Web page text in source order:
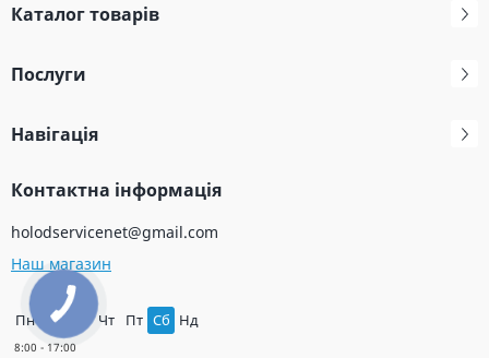
Каталог товарів
Послуги
Навігація
Контактна інформація
holodservicenet@gmail.com
Наш магазин
Пн Вт Чт Пт Сб Нд